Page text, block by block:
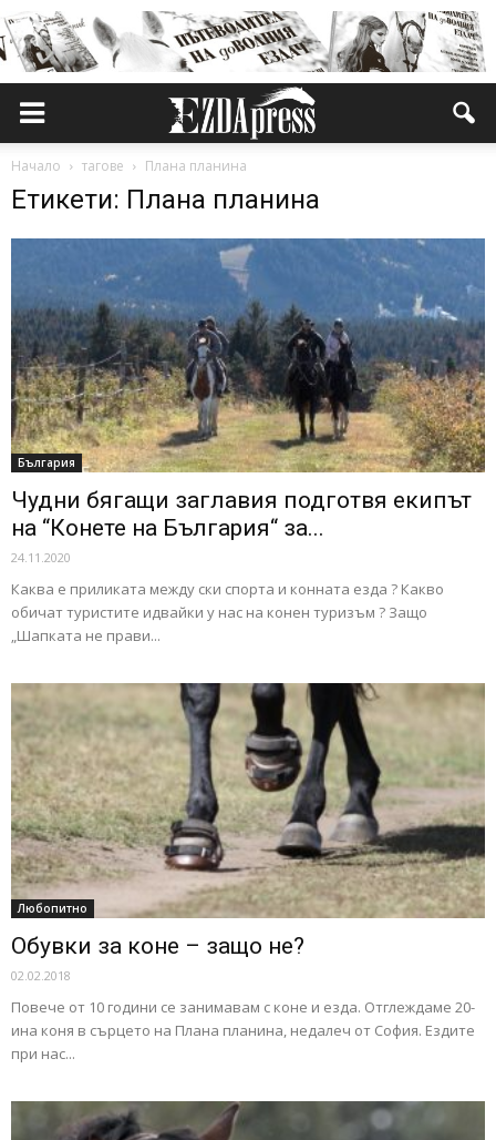
Начало тагове Плана планина
Етикети: Плана планина
България
Чудни бягащи заглавия подготвя екипът
на “Конете на България“ за...
24.11.2020
Каква е приликата между ски спорта и конната езда ? Какво
обичат туристите идвайки у нас на конен туризъм ? Защо
„Шапката не прави...
Любопитно
Обувки за коне – защо не?
02.02.2018
Повече от 10 години се занимавам с коне и езда. Отглеждаме 20-
ина коня в сърцето на Плана планина, недалеч от София. Ездите
при нас...